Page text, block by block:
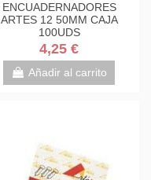
ENCUADERNADORES
ARTES 12 50MM CAJA
100UDS
4,25 €
Añadir al carrito